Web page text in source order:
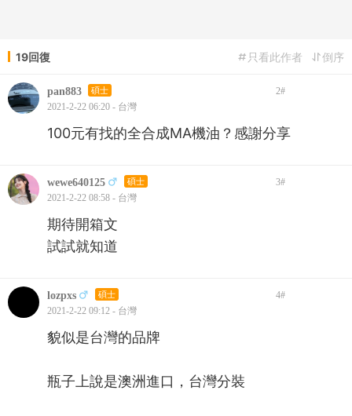
19回復 倒序
只看此作者
pan883 碩士 2#
2021-2-22 06:20 - 台灣
100元有找的全合成MA機油？感謝分享
wewe640125 碩士 3#
2021-2-22 08:58 - 台灣
期待開箱文
試試就知道
lozpxs 碩士 4#
2021-2-22 09:12 - 台灣
貌似是台灣的品牌
瓶子上說是澳洲進口，台灣分裝